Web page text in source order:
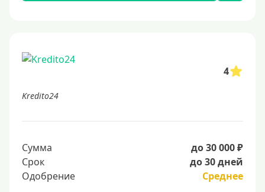
4
Kredito24
Сумма
до 30 000 ₽
Срок
до 30 дней
Одобрение
Среднее